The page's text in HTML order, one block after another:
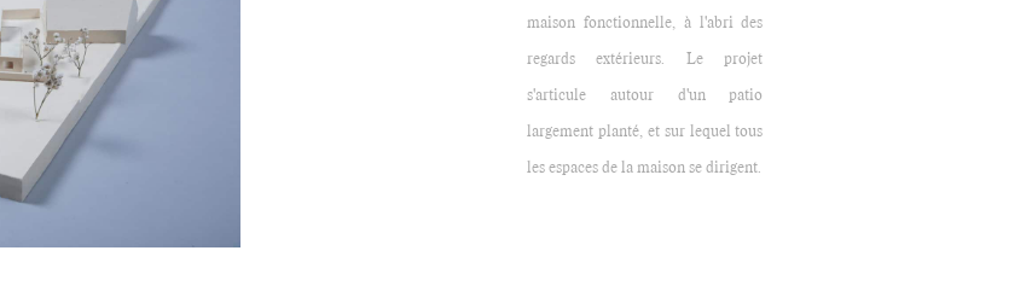
maison fonctionnelle, à l'abri des
regards extérieurs. Le projet
s'articule autour d'un patio
largement planté, et sur lequel tous
les espaces de la maison se dirigent.